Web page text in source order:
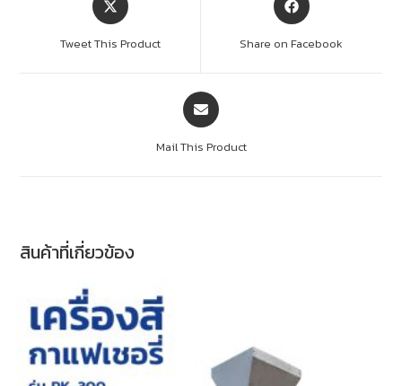
Tweet This Product Share on Facebook
Mail This Product
สินค้าที่เกี่ยวข้อง